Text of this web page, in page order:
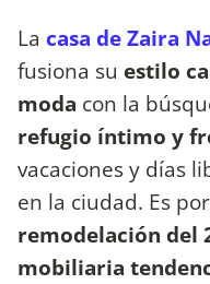
La casa de Zaira
fusiona su estilo
moda con la
refugio íntimo y
vacaciones y días
en la ciudad. Es
remodelación del
mobiliaria